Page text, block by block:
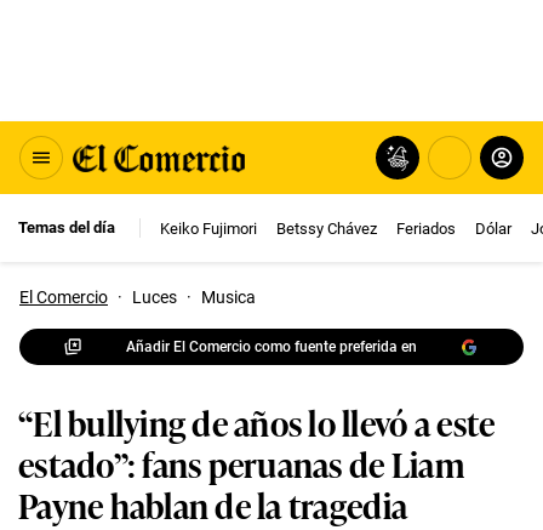
Temas del día Keiko Fujimori Betssy Chávez Feriados Dólar
El Comercio · Luces · Musica
Añadir El Comercio como fuente preferida en
“El bullying de años lo llevó a este
estado”: fans peruanas de Liam
Payne hablan de la tragedia